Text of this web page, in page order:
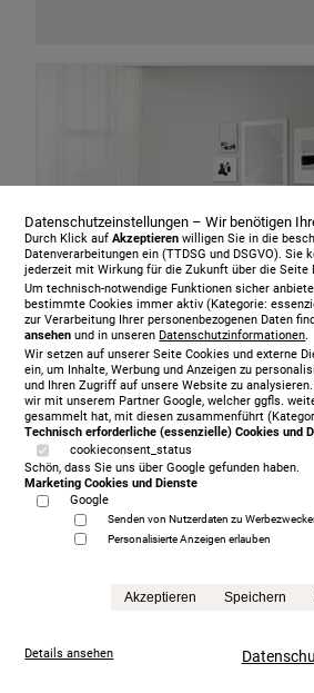
Jensen Diplomat Lean Motorbett
Ceres, 477
Datenschutzeinstellungen – Wir benötigen
Durch Klick aufAkzeptieren willigen Sie in die
Datenverarbeitungen ein (TTDSG und DSGVO). Sie
jederzeit mit Wirkung für die Zukunft über die Seite
Um technisch-notwendige Funktionen sicher
bestimmte Cookies immer aktiv (Kategorie:
zur Verarbeitung Ihrer personenbezogenen Daten
ansehen und in unserenDatenschutzinformationen.
Wir setzen auf unserer Seite Cookies und externe
ein, um Inhalte, Werbung und Anzeigen zu
und Ihren Zugriff auf unsere Website zu
wir mit unserem Partner Google, welcher ggfls.
gesammelt hat, mit diesen zusammenführt
Technisch erforderliche (essenzielle) Cookies und
cookieconsent_status
Schön, dass Sie uns über Google gefunden haben.
Marketing Cookies und Dienste
Google
Senden von Nutzerdaten zu
Personalisierte Anzeigen erlauben
Akzeptieren Speichern
Details ansehen